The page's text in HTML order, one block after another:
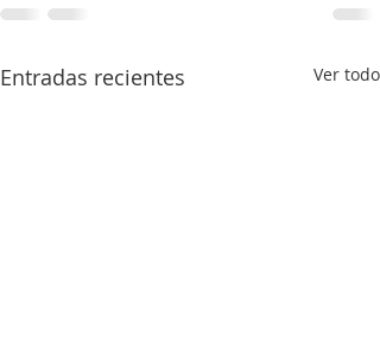
Entradas recientes Ver todo